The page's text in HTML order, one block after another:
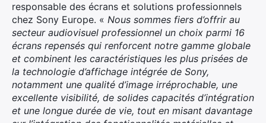
responsable des écrans et solutions professionnels
chez Sony Europe. « Nous sommes fiers d’offrir au
secteur audiovisuel professionnel un choix parmi 16
écrans repensés qui renforcent notre gamme globale
et combinent les caractéristiques les plus prisées de
la technologie d’affichage intégrée de Sony,
notamment une qualité d’image irréprochable, une
excellente visibilité, de solides capacités d’intégration
et une longue durée de vie, tout en misant davantage